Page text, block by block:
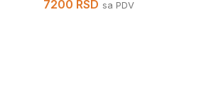
7200 RSD sa PDV